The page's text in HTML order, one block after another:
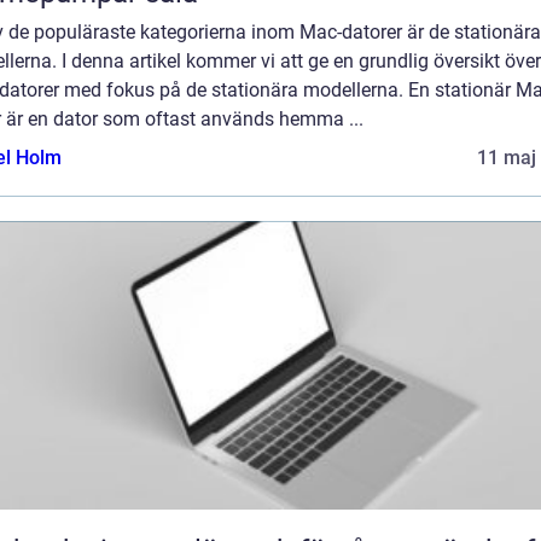
de populäraste kategorierna inom Mac-datorer är de stationära
I denna artikel kommer vi att ge en grundlig översikt över
med fokus på de stationära modellerna. En stationär
är en dator som oftast används hemma ...
Holm
11 maj